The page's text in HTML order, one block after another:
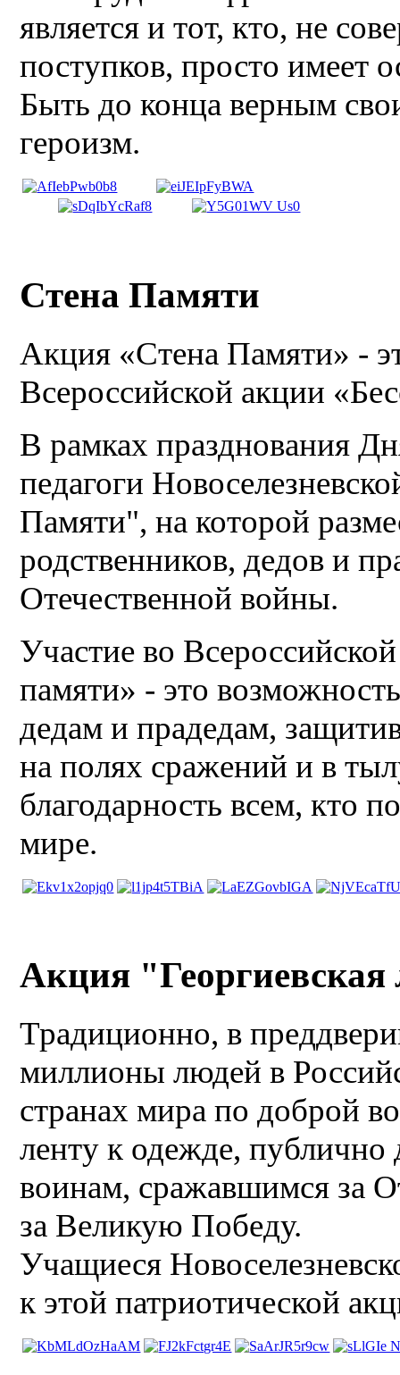
является и тот, кто, не
поступков, просто
Быть до конца верным
героизм.
Стена Памяти
Акция «Стена Памяти» -
Всероссийской акции
В рамках празднования
педагоги
Памяти", на которой
родственников, дедов и
Отечественной войны.
Участие во
памяти» - это
дедам и прадедам,
на полях сражений и в
благодарность всем, кто
мире.
Акция "Георгиевская
Традиционно, в
миллионы людей в
странах мира по доброй
ленту к одежде, публично
воинам, сражавшимся за
за Великую Победу.
Учащиеся
к этой патриотической